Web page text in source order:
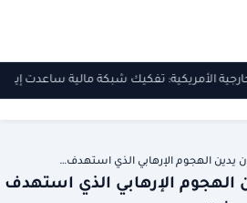
الأمريكية: تفكيك شبكة مالية ساعدت
يدين الهجوم الإرهابي الذي استهدف…
الإرهابي الذي استهدف